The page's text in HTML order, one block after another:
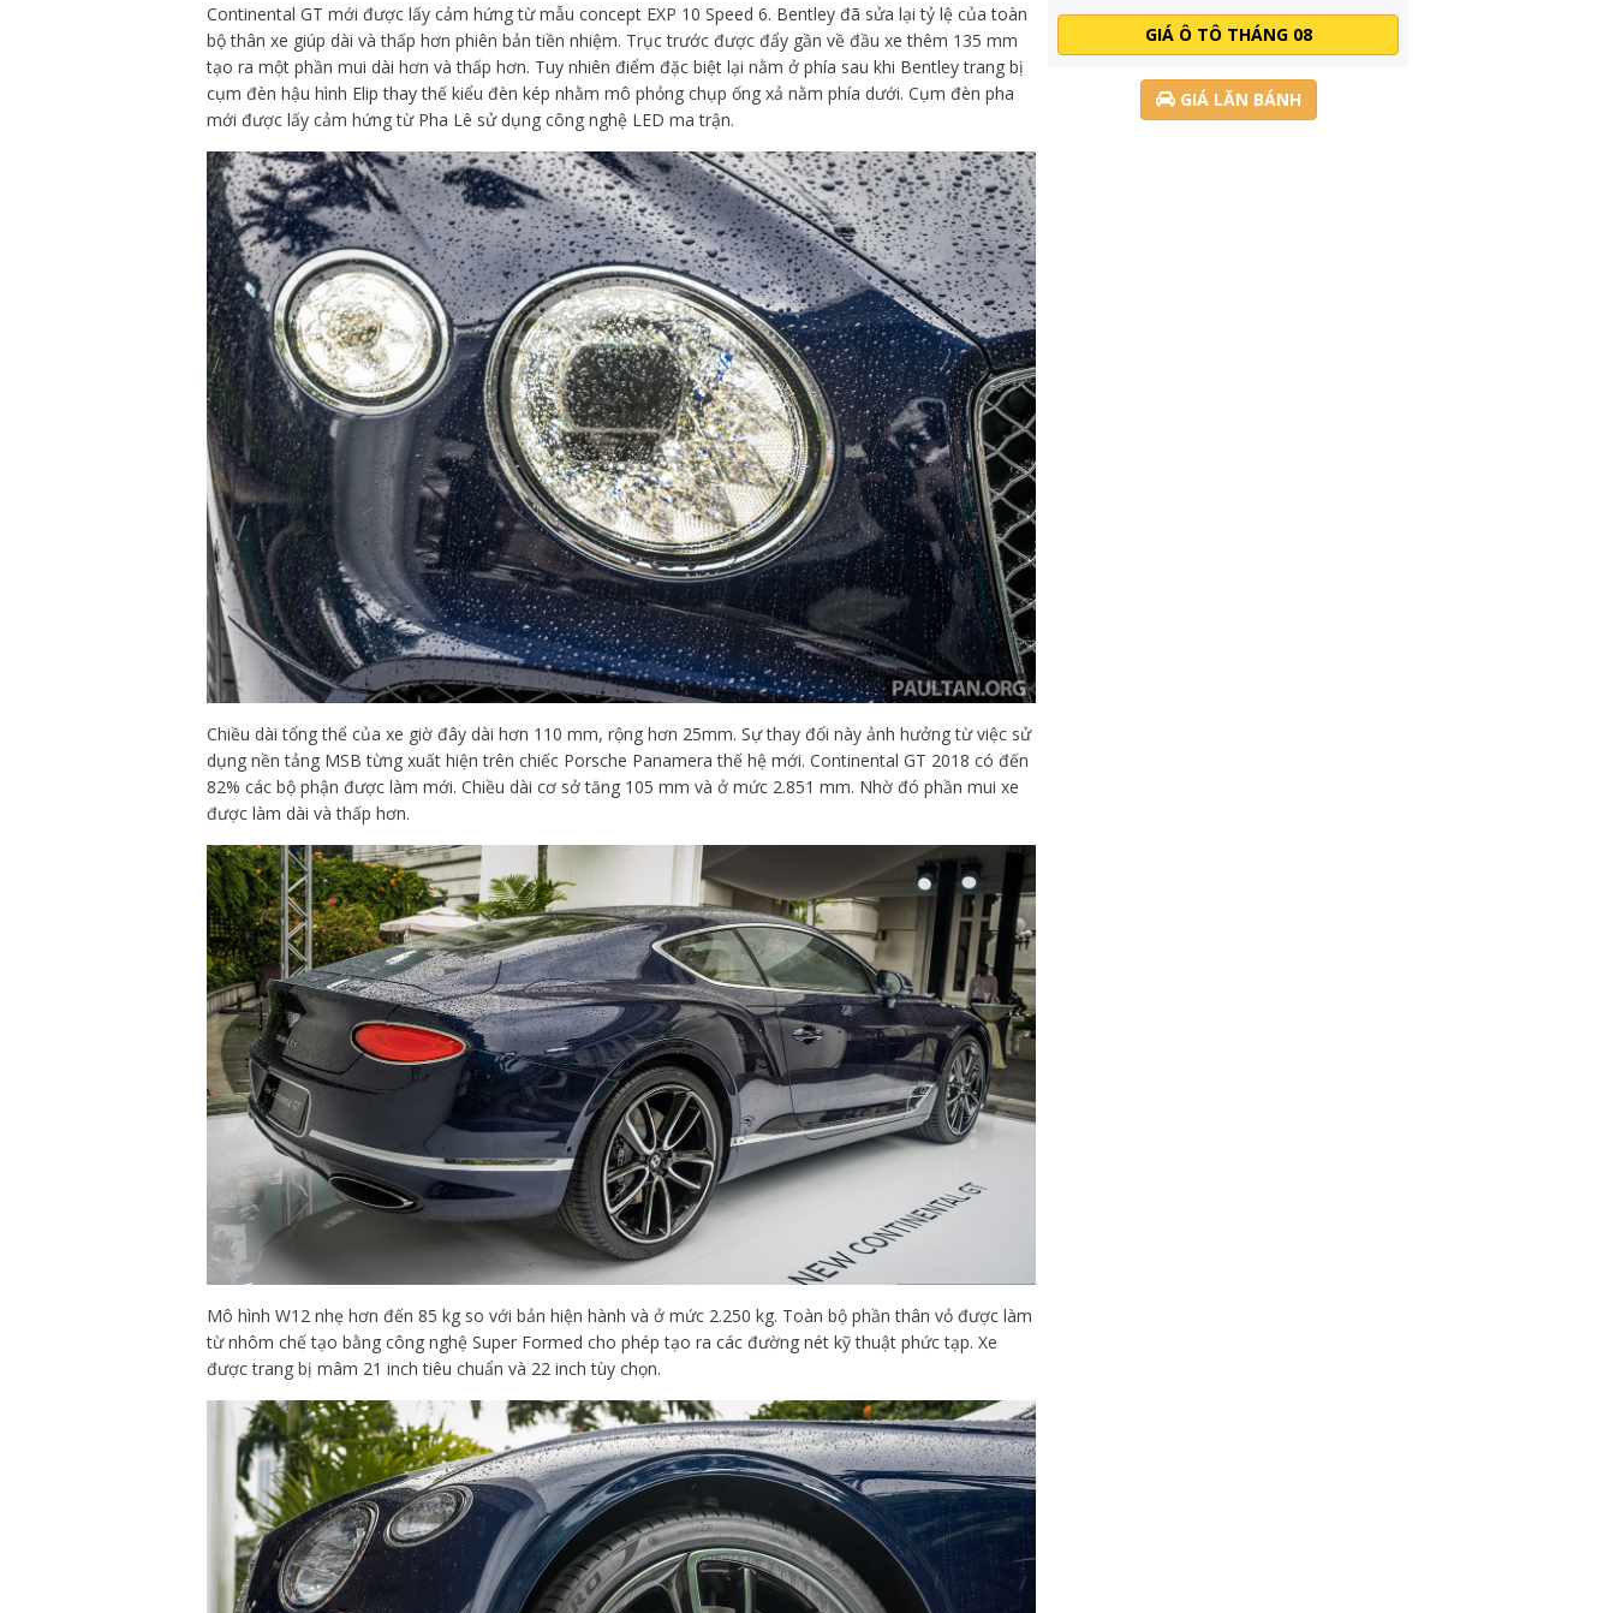
Continental GT mới được lấy cảm hứng từ mẫu concept EXP 10 Speed 6. Bentley đã sửa lại tỷ lệ của toàn
bộ thân xe giúp dài và thấp hơn phiên bản tiền nhiệm. Trục trước được đẩy gần về đầu xe thêm 135 mm
tạo ra một phần mui dài hơn và thấp hơn. Tuy nhiên điểm đặc biệt lại nằm ở phía sau khi Bentley trang bị
cụm đèn hậu hình Elip thay thế kiểu đèn kép nhằm mô phỏng chụp ống xả nằm phía dưới. Cụm đèn pha
mới được lấy cảm hứng từ Pha Lê sử dụng công nghệ LED ma trận.
Chiều dài tổng thể của xe giờ đây dài hơn 110 mm, rộng hơn 25mm. Sự thay đổi này ảnh hưởng từ việc sử
dụng nền tảng MSB từng xuất hiện trên chiếc Porsche Panamera thế hệ mới. Continental GT 2018 có đến
82% các bộ phận được làm mới. Chiều dài cơ sở tăng 105 mm và ở mức 2.851 mm. Nhờ đó phần mui xe
được làm dài và thấp hơn.
Mô hình W12 nhẹ hơn đến 85 kg so với bản hiện hành và ở mức 2.250 kg. Toàn bộ phần thân vỏ được làm
từ nhôm chế tạo bằng công nghệ Super Formed cho phép tạo ra các đường nét kỹ thuật phức tạp. Xe
được trang bị mâm 21 inch tiêu chuẩn và 22 inch tùy chọn.
GIÁ Ô TÔ THÁNG 08
GIÁ LĂN BÁNH